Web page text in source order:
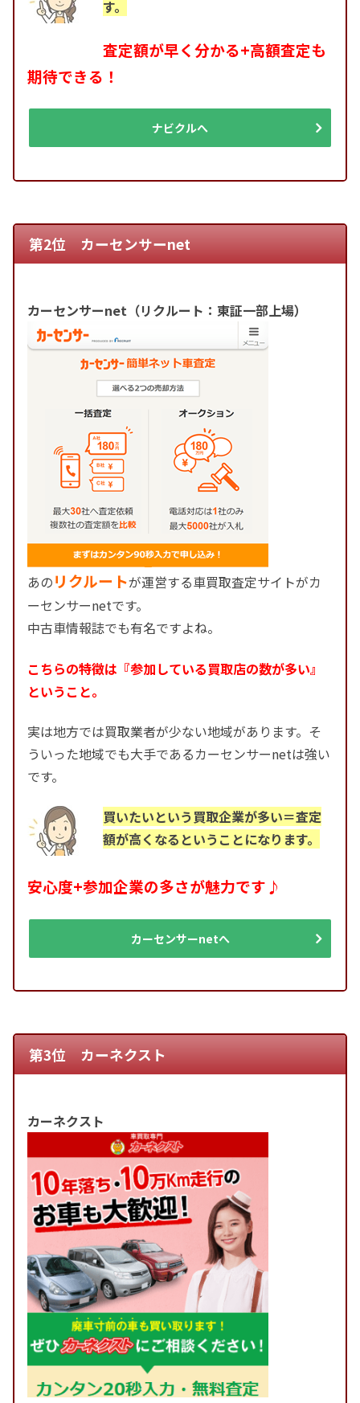
す。
査定額が早く分かる+高額査定も
期待できる！
ナビクルへ
第2位 カーセンサーnet
カーセンサーnet（リクルート：東証一部上場）
あのリクルートが運営する車買取査定サイトがカ
ーセンサーnetです。
中古車情報誌でも有名ですよね。
こちらの特徴は『参加している買取店の数が多い』
ということ。
実は地方では買取業者が少ない地域があります。そ
ういった地域でも大手であるカーセンサーnetは強い
です。
買いたいという買取企業が多い＝査定
額が高くなるということになります。
安心度+参加企業の多さが魅力です♪
カーセンサーnetへ
第3位 カーネクスト
カーネクスト